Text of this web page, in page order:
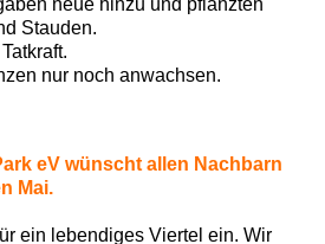
Stauden.
nur noch anwachsen.
eV wünscht allen Nachbarn
Mai.
ein lebendiges Viertel ein. Wir